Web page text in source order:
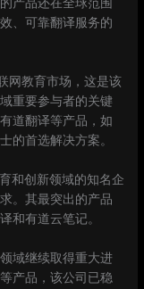
产品还在全球范围
、可靠翻译服务的
网教育市场，这是该
重要参与者的关键
道翻译等产品，如
的首选解决方案。
和创新领域的知名企
。其最突出的产品
和有道云笔记。
域继续取得重大进
产品，该公司已稳